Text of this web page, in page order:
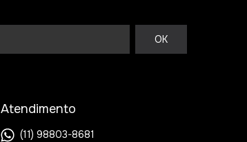
Atendimento
(11) 98803-8681